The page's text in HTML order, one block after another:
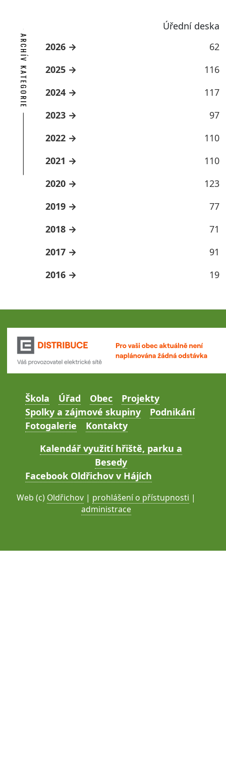
Úřední deska
ARCHÍV KATEGORIE 2026
62
2025
116
2024
117
2023
97
2022
110
2021
110
2020
123
2019
77
2018
71
2017
91
2016
19
Škola Úřad Obec
Projekty
Spolky a zájmové skupiny
Podnikání
Fotogalerie
Kontakty
Kalendář využití hřiště, parku a
Besedy
Facebook Oldřichov v Hájích
Web (c) Oldřichov | prohlášení o přístupnosti |
administrace